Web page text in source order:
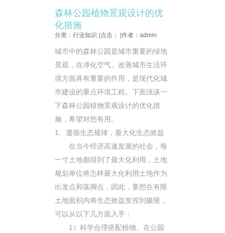
森林公园植物景观设计的优
化措施
分类：行业知识 |点击： |作者：admin
城市中的森林公园是城市重要的绿地
景观，在净化空气、改善城市生活环
境方面具有重要的作用，是现代化城
市建设的重点环境工程。下面浅谈一
下森林公园植物景观设计的优化措
施，希望对您有用。
1、遵循生态规律，最大化生态效益
在当今经济高速发展的社会，每
一寸土地都得到了最大化利用，土地
规划单位将怎样最大化利用土地作为
出发点和落脚点，因此，要想在有限
土地面积内将生态效益发挥到极限，
可以从以下几方面入手：
1）科学合理搭配植物。在公园